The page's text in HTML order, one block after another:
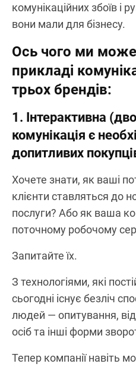
комунікаційних збоїв і
вони мали для бізнесу.
Ось чого ми
прикладі
трьох брендів:
1. Інтерактивна
комунікація є
допитливих
Хочете знати, як ваші
клієнти ставляться до
послуги? Або як ваша
поточному робочому
Запитайте їх.
З технологіями, які
сьогодні існує безліч
людей — опитування,
осіб та інші форми
Тепер компанії навіть